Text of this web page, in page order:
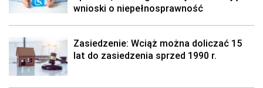
wnioski o niepełnosprawność
Zasiedzenie: Wciąż można doliczać 15
lat do zasiedzenia sprzed 1990 r.